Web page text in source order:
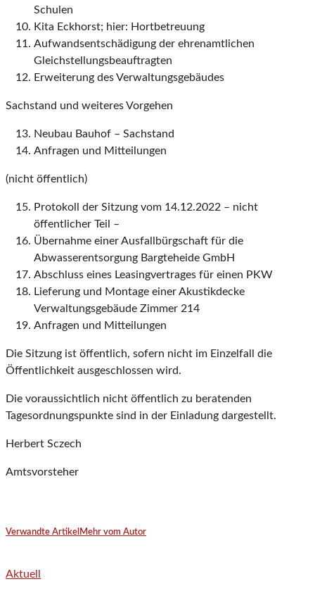
Schulen
Kita Eckhorst; hier: Hortbetreuung
Aufwandsentschädigung der ehrenamtlichen
Gleichstellungsbeauftragten
Erweiterung des Verwaltungsgebäudes
Sachstand und weiteres Vorgehen
Neubau Bauhof – Sachstand
Anfragen und Mitteilungen
(nicht öffentlich)
Protokoll der Sitzung vom 14.12.2022 – nicht
öffentlicher Teil –
Übernahme einer Ausfallbürgschaft für die
Abwasserentsorgung Bargteheide GmbH
Abschluss eines Leasingvertrages für einen PKW
Lieferung und Montage einer Akustikdecke
Verwaltungsgebäude Zimmer 214
Anfragen und Mitteilungen
Die Sitzung ist öffentlich, sofern nicht im Einzelfall die
Öffentlichkeit ausgeschlossen wird.
Die voraussichtlich nicht öffentlich zu beratenden
Tagesordnungspunkte sind in der Einladung dargestellt.
Herbert Sczech
Amtsvorsteher
Verwandte Artikel Mehr vom Autor
Aktuell